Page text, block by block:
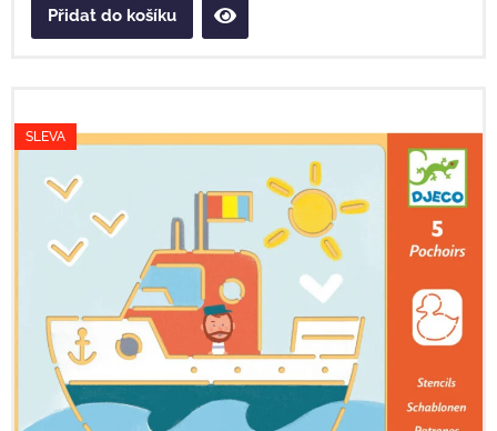
Přidat do košíku
SLEVA